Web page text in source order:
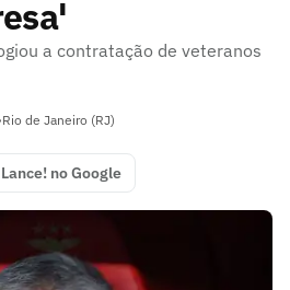
a contratação de veteranos
Rio de Janeiro (RJ)
no Google